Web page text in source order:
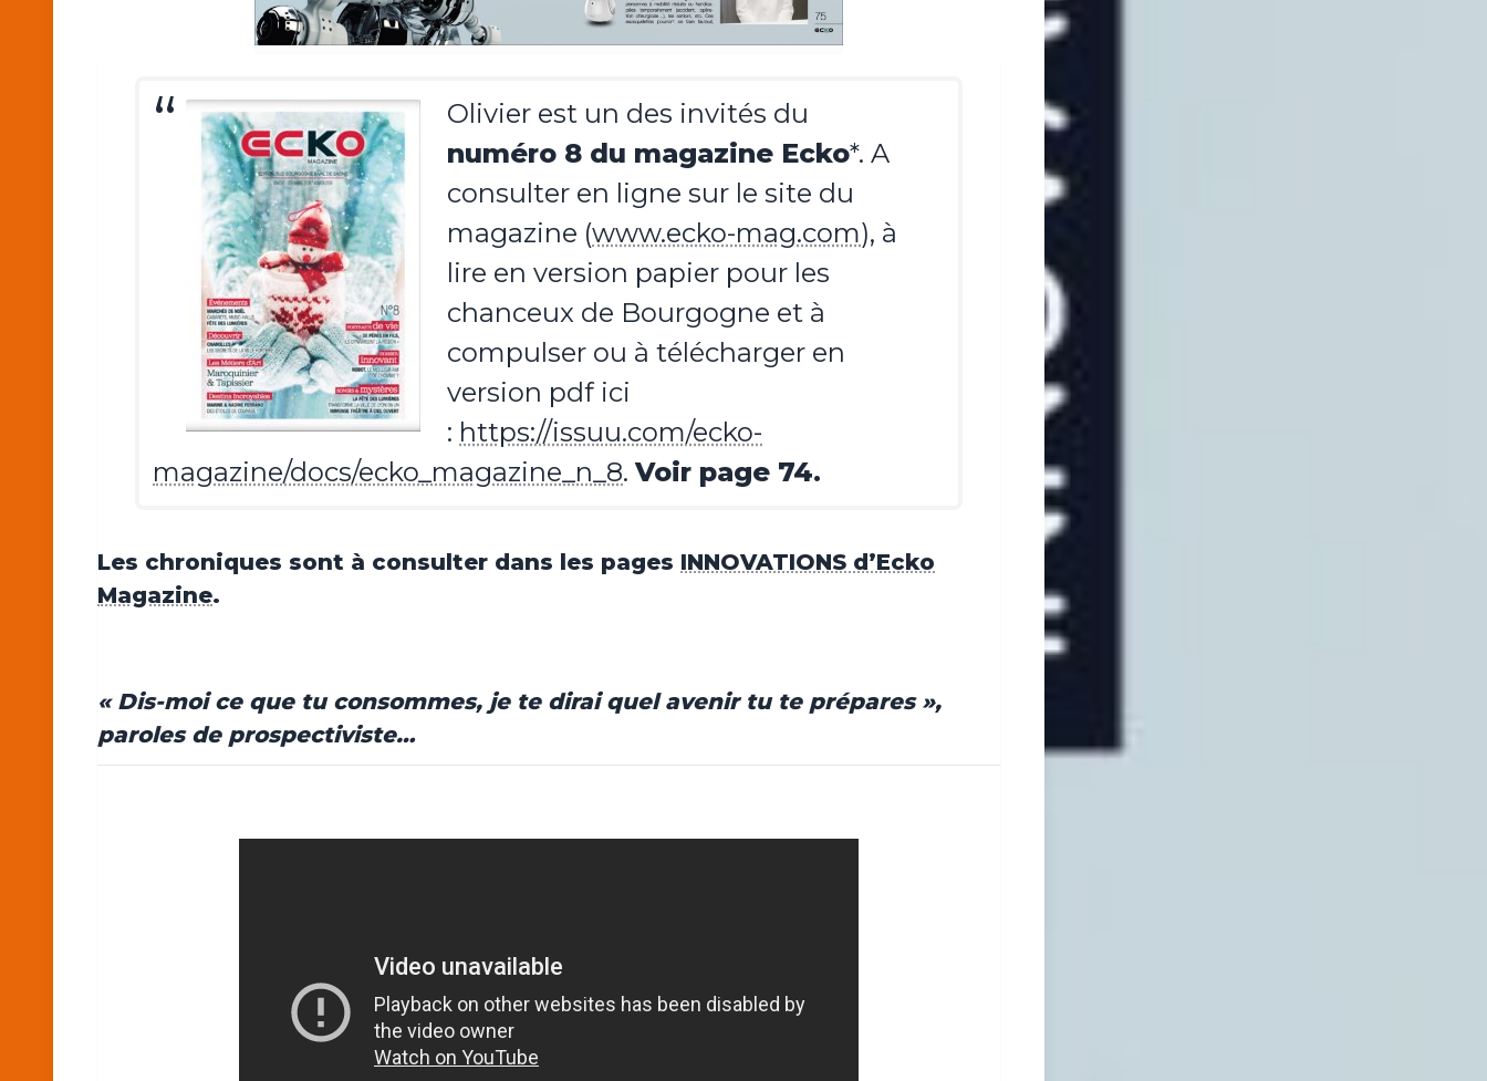
Olivier est un des invités du
numéro 8 du magazine Ecko*. A
consulter en ligne sur le site du
magazine (www.ecko-mag.com), à
lire en version papier pour les
chanceux de Bourgogne et à
compulser ou à télécharger en
version pdf ici
: https://issuu.com/ecko-
magazine/docs/ecko_magazine_n_8.Voir page 74.
Les chroniques sont à consulter dans les pages INNOVATIONS d’Ecko
Magazine.
« Dis-moi ce que tu consommes, je te dirai quel avenir tu te prépares »,
paroles de prospectiviste…